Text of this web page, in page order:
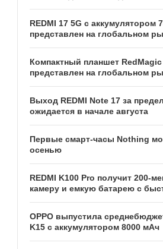
REDMI 17 5G c аккумулятором
представлен на глобальном
Компактный планшет RedMagic
представлен на глобальном
Выход REDMI Note 17 за
ожидается в начале августа
Первые смарт-часы Nothing
осенью
REDMI K100 Pro получит 200-
камеру и емкую батарею с
OPPO выпустила
K15 с аккумулятором 8000 мАч